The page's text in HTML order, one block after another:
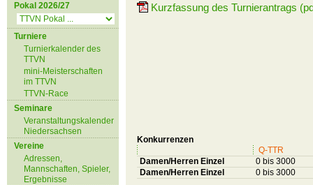
Pokal 2026/27
Turniere
Turnierkalender des
TTVN
mini-Meisterschaften
im TTVN
TTVN-Race
Seminare
Veranstaltungskalender
Niedersachsen
Vereine
Adressen,
Mannschaften, Spieler,
Ergebnisse
Kurzfassung des Turnierantrags
Konkurrenzen
Q-TTR
Damen/Herren Einzel
0 bis 3000
Damen/Herren Einzel
0 bis 3000